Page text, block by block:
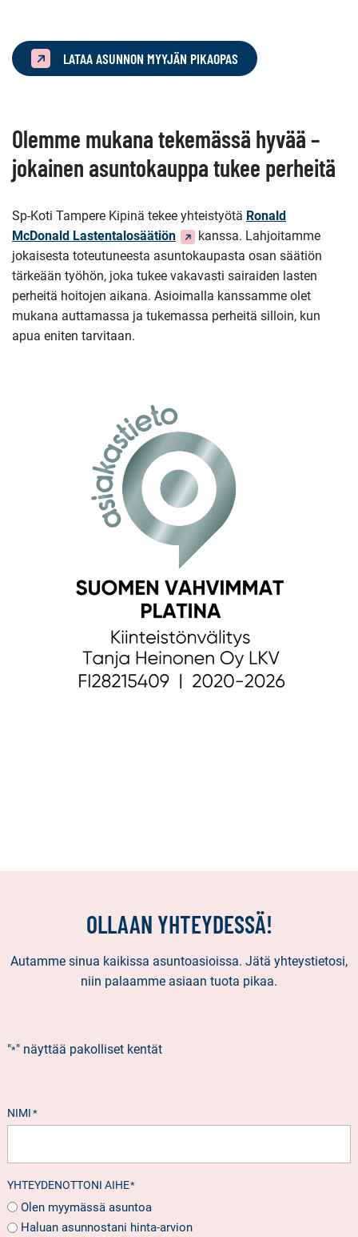
LATAA ASUNNON MYYJÄN PIKAOPAS
Olemme mukana tekemässä hyvää –
jokainen asuntokauppa tukee perheitä
Sp-Koti Tampere Kipinä tekee yhteistyötä Ronald
McDonald Lastentalosäätiön(Siirryt
toiseen
palveluun)
kanssa. Lahjoitamme
jokaisesta toteutuneesta asuntokaupasta osan säätiön
tärkeään työhön, joka tukee vakavasti sairaiden lasten
perheitä hoitojen aikana. Asioimalla kanssamme olet
mukana auttamassa ja tukemassa perheitä silloin, kun
apua eniten tarvitaan.
OLLAAN YHTEYDESSÄ!
Autamme sinua kaikissa asuntoasioissa. Jätä yhteystietosi,
niin palaamme asiaan tuota pikaa.
"*" näyttää pakolliset kentät
NIMI *
YHTEYDENOTTONI AIHE*
Olen myymässä asuntoa
Haluan asunnostani hinta-arvion